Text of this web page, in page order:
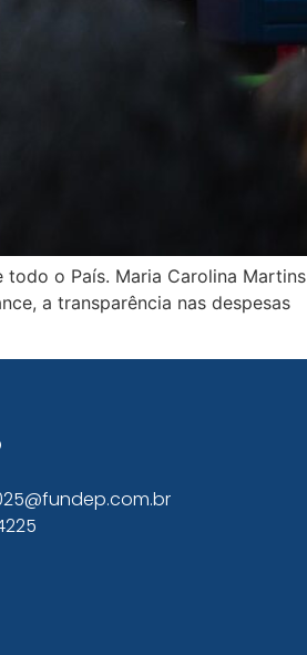
o País. Maria Carolina Martins
a transparência nas despesas